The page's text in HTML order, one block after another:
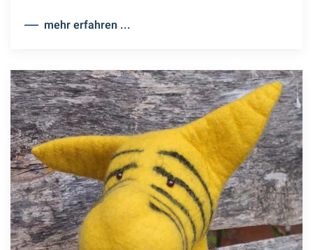
mehr erfahren ...